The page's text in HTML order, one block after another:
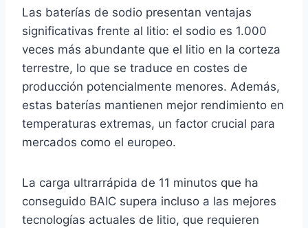
Las baterías de sodio presentan ventajas
significativas frente al litio: el sodio es 1.000
veces más abundante que el litio en la corteza
terrestre, lo que se traduce en costes de
producción potencialmente menores. Además,
estas baterías mantienen mejor rendimiento en
temperaturas extremas, un factor crucial para
mercados como el europeo.
La carga ultrarrápida de 11 minutos que ha
conseguido BAIC supera incluso a las mejores
tecnologías actuales de litio, que requieren